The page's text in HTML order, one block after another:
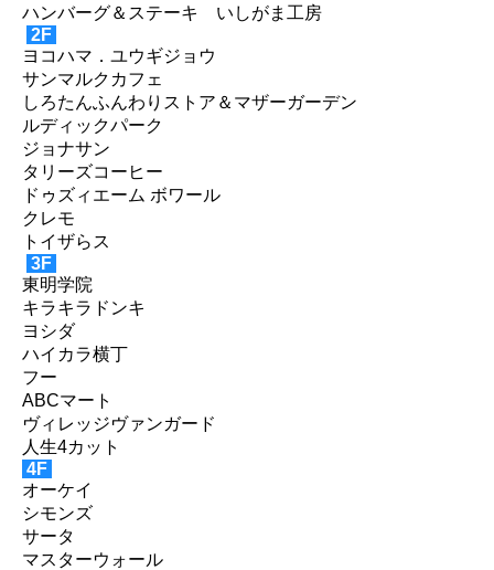
ハンバーグ＆ステーキ いしがま工房
2F
ヨコハマ．ユウギジョウ
サンマルクカフェ
しろたんふんわりストア＆マザーガーデン
ルディックパーク
ジョナサン
タリーズコーヒー
ドゥズィエーム ボワール
クレモ
トイザらス
3F
東明学院
キラキラドンキ
ヨシダ
ハイカラ横丁
フー
ABCマート
ヴィレッジヴァンガード
人生4カット
4F
オーケイ
シモンズ
サータ
マスターウォール